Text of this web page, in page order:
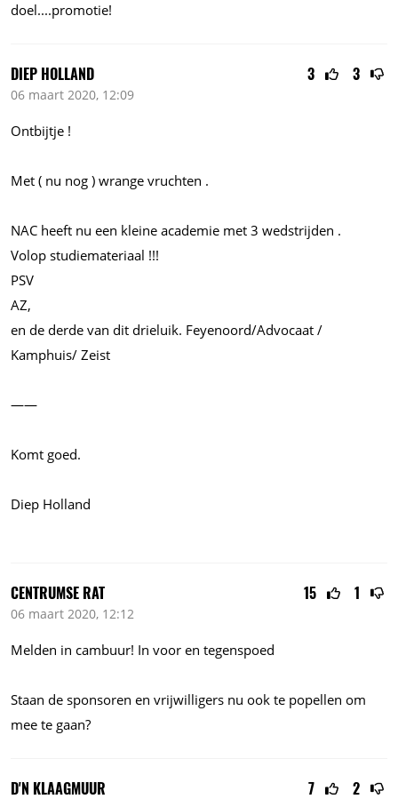
doel....promotie!
3 3
DIEP HOLLAND
06 maart 2020, 12:09
Ontbijtje !
Met ( nu nog ) wrange vruchten .
NAC heeft nu een kleine academie met 3 wedstrijden .
Volop studiemateriaal !!!
PSV
AZ,
en de derde van dit drieluik. Feyenoord/Advocaat /
Kamphuis/ Zeist
——
Komt goed.
Diep Holland
15 1
CENTRUMSE RAT
06 maart 2020, 12:12
Melden in cambuur! In voor en tegenspoed
Staan de sponsoren en vrijwilligers nu ook te popellen om
mee te gaan?
7 2
D'N KLAAGMUUR